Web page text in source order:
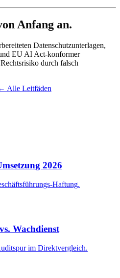
Anfang an.
Datenschutzunterlagen,
EU AI Act-konformer
durch falsch
Alle Leitfäden
2026
Haftung.
Wachdienst
im Direktvergleich.